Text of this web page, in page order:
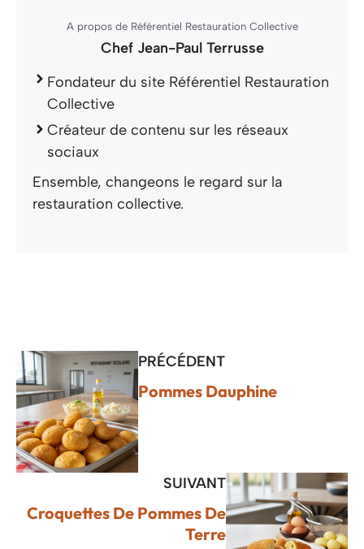
A propos de Référentiel Restauration Collective
Chef Jean-Paul Terrusse
Fondateur du site Référentiel Restauration
Collective
Créateur de contenu sur les réseaux
sociaux
Ensemble, changeons le regard sur la
restauration collective.
PRÉCÉDENT
Pommes Dauphine
SUIVANT
Croquettes De Pommes De
Terre